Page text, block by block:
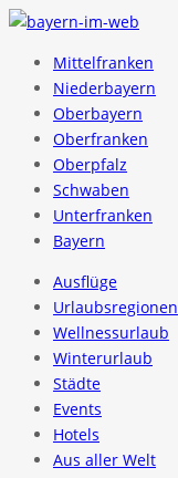
Mittelfranken
Niederbayern
Oberbayern
Oberfranken
Oberpfalz
Schwaben
Unterfranken
Bayern
Ausflüge
Urlaubsregionen
Wellnessurlaub
Winterurlaub
Städte
Events
Hotels
Aus aller Welt